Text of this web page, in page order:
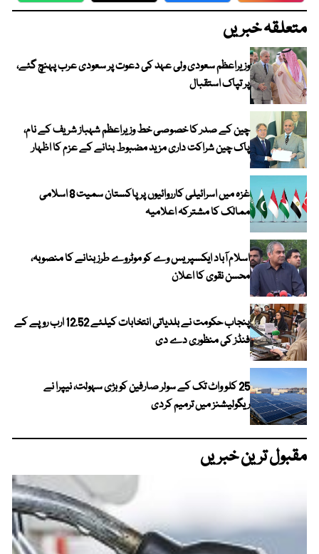
متعلقہ خبریں
وزیراعظم سعودی ولی عہد کی دعوت پر سعودی عرب پہنچ گئے،
پر تپاک استقبال
چین کے صدر کا خصوصی خط وزیراعظم شہباز شریف کے نام،
پاک چین شراکت داری مزید مضبوط بنانے کے عزم کا اظہار
غزہ میں اسرائیلی کارروائیوں پر پاکستان سمیت 8 اسلامی
ممالک کا مشترکہ اعلامیہ
اسلام آباد ایکسپریس وے کو موٹروے طرز بنانے کا منصوبہ،
محسن نقوی کا اعلان
پنجاب حکومت نے بلدیاتی انتخابات کیلئے 12.52 ارب روپے کے
فنڈز کی منظوری دے دی
25 کلو واٹ تک کے سولر صارفین کو بڑی سہولت، نیپرا نے
ریگولیشنز میں ترمیم کردی
مقبول ترین خبریں